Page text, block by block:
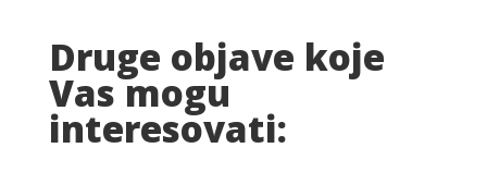
Druge objave koje
Vas mogu
interesovati: